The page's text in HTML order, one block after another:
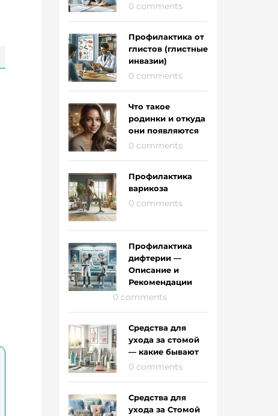
0 comments
Профилактика от
глистов (глистные
инвазии)
0 comments
Что такое
родинки и откуда
они появляются
0 comments
Профилактика
варикоза
0 comments
Профилактика
дифтерии —
Описание и
Рекомендации
0 comments
Средства для
ухода за стомой
— какие бывают
0 comments
Средства для
ухода за Стомой